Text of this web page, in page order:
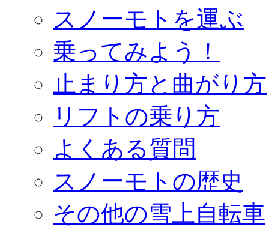
スノーモトを運ぶ
乗ってみよう！
止まり方と曲がり方
リフトの乗り方
よくある質問
スノーモトの歴史
その他の雪上自転車